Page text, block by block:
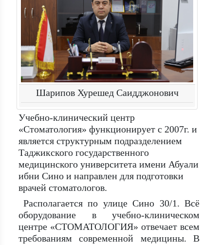
Шарипов Хурешед Саидджонович
Учебно-клинический центр
«Стоматология» функционирует с 2007г. и
является структурным подразделением
Таджикского государственного
медицинского университета имени Абуали
ибни Сино и направлен для подготовки
врачей стоматологов.
Располагается по улице Сино 30/1. Всё
оборудование в учебно-клиническом
центре «СТОМАТОЛОГИЯ» отвечает всем
требованиям современной медицины. В